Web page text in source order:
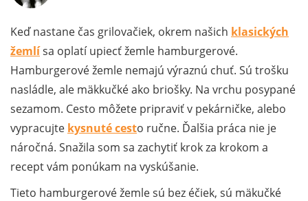
Keď nastane čas grilovačiek, okrem našich klasických
žemlísa oplatí upiecť žemle hamburgerové.
Hamburgerové žemle nemajú výraznú chuť. Sú trošku
nasládle, ale mäkkučké ako briošky. Na vrchu posypané
sezamom. Cesto môžete pripraviť v pekárničke, alebo
vypracujte kysnuté cesto ručne. Ďalšia práca nie je
náročná. Snažila som sa zachytiť krok za krokom a
recept vám ponúkam na vyskúšanie.
Tieto hamburgerové žemle sú bez éčiek, sú mäkučké